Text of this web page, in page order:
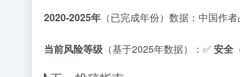
2020-2025年 （已完成年份）数据：中国作
当前风险等级 （基于2025年数据）：✅ 安全